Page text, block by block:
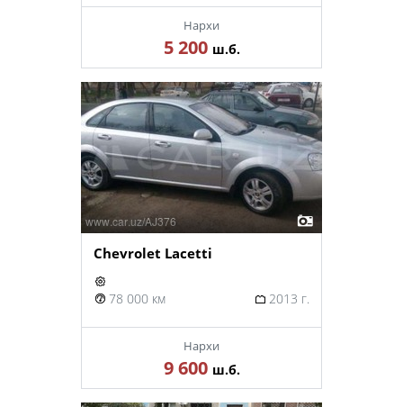
Нархи
5 200 ш.б.
Chevrolet Lacetti
78 000 км 2013 г.
Нархи
9 600 ш.б.